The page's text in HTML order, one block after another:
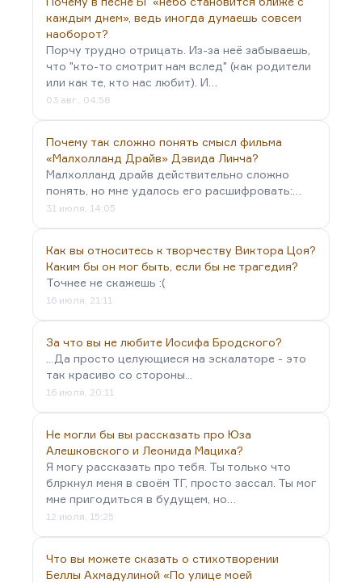
каждым днем», ведь иногда думаешь совсем
наоборот?
Порчу трудно отрицать. Из-за неё забываешь,
что "кто-то смотрит нам вслед" (как родители
или как те, кто нас любит). И…
03 авг., 04:58
Почему так сложно понять смысл фильма
«Малхолланд Драйв» Дэвида Линча?
Малхолланд драйв действительно сложно
понять, но мне удалось его расшифровать:…
31 июля, 14:05
Как вы относитесь к творчеству Виктора Цоя?
Каким бы он мог быть, если бы не трагедия?
Точнее не скажешь :(
16 июля, 21:11
За что вы не любите Иосифа Бродского?
...Да просто целующиеся на эскалаторе - это
так красиво со стороны...
16 июля, 20:11
Не могли бы вы рассказать про Юза
Алешковского и Леонида Мациха?
Я могу рассказать про тебя. Ты только что
блркнул меня в своём ТГ, просто зассал. Ты мог
мне пригодиться в будущем, но…
12 июля, 15:25
Что вы можете сказать о стихотворении
Беллы Ахмадулиной «По улице моей